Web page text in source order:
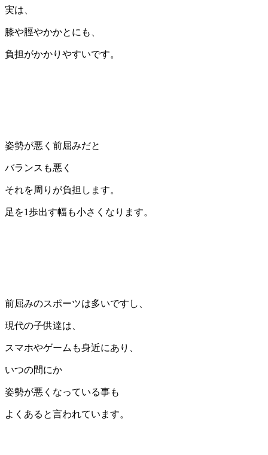
実は、
膝や脛やかかとにも、
負担がかかりやすいです。
姿勢が悪く前屈みだと
バランスも悪く
それを周りが負担します。
足を1歩出す幅も小さくなります。
前屈みのスポーツは多いですし、
現代の子供達は、
スマホやゲームも身近にあり、
いつの間にか
姿勢が悪くなっている事も
よくあると言われています。